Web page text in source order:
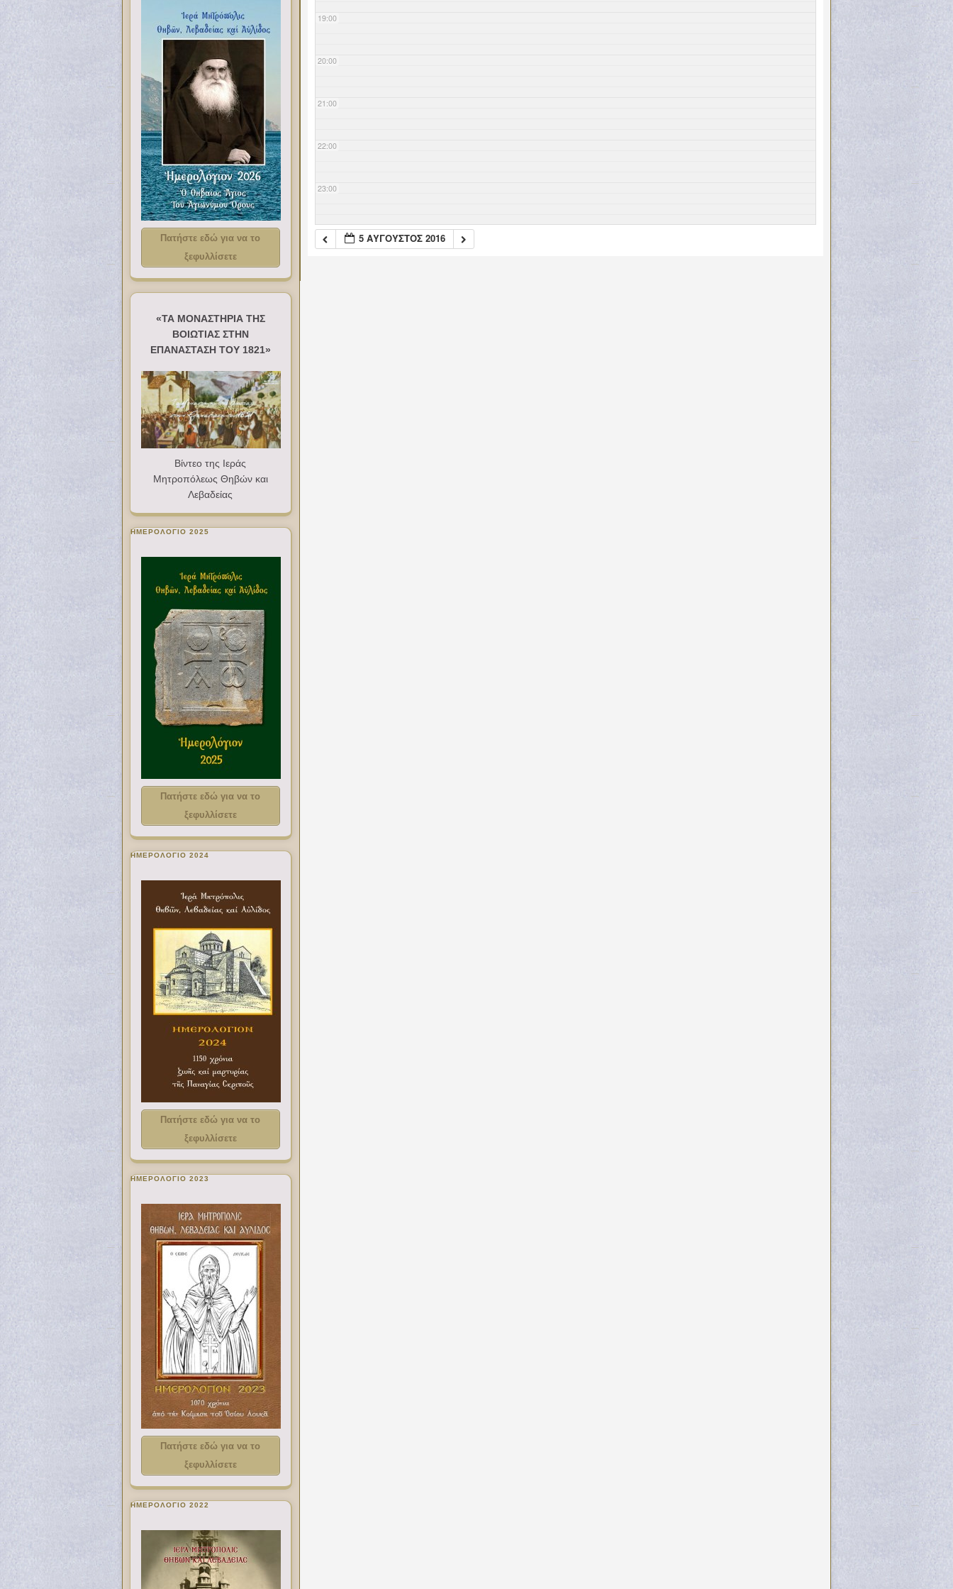
19:00
20:00
21:00
22:00
23:00
5 ΑΎΓΟΥΣΤΟΣ 2016
Πατήστε εδώ για να το
ξεφυλλίσετε
«ΤΑ ΜΟΝΑΣΤΗΡΙΑ ΤΗΣ
ΒΟΙΩΤΙΑΣ ΣΤΗΝ
ΕΠΑΝΑΣΤΑΣΗ ΤΟΥ 1821»
Βίντεο της Ιεράς
Μητροπόλεως Θηβών και
Λεβαδείας
ΗΜΕΡΟΛΟΓΙΟ 2025
Πατήστε εδώ για να το
ξεφυλλίσετε
ΗΜΕΡΟΛΟΓΙΟ 2024
Πατήστε εδώ για να το
ξεφυλλίσετε
ΗΜΕΡΟΛΟΓΙΟ 2023
Πατήστε εδώ για να το
ξεφυλλίσετε
ΗΜΕΡΟΛΟΓΙΟ 2022